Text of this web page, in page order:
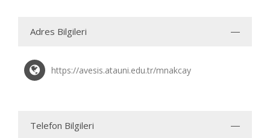
Adres Bilgileri
https://avesis.atauni.edu.tr/mnakcay
Telefon Bilgileri